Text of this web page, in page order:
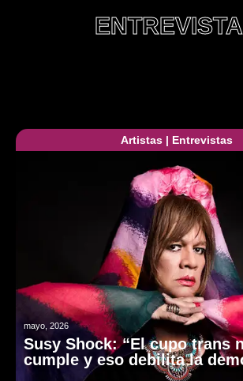
Artistas | Entrevistas
mayo, 2026
Susy Shock: “El cupo trans
cumple y eso debilita la